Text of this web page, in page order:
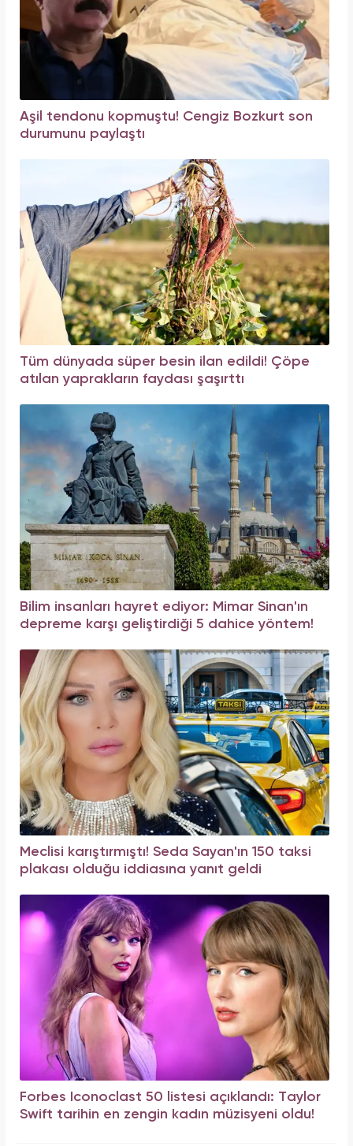
Aşil tendonu kopmuştu! Cengiz Bozkurt son
durumunu paylaştı
Tüm dünyada süper besin ilan edildi! Çöpe
atılan yaprakların faydası şaşırttı
Bilim insanları hayret ediyor: Mimar Sinan'ın
depreme karşı geliştirdiği 5 dahice yöntem!
Meclisi karıştırmıştı! Seda Sayan'ın 150 taksi
plakası olduğu iddiasına yanıt geldi
Forbes Iconoclast 50 listesi açıklandı: Taylor
Swift tarihin en zengin kadın müzisyeni oldu!